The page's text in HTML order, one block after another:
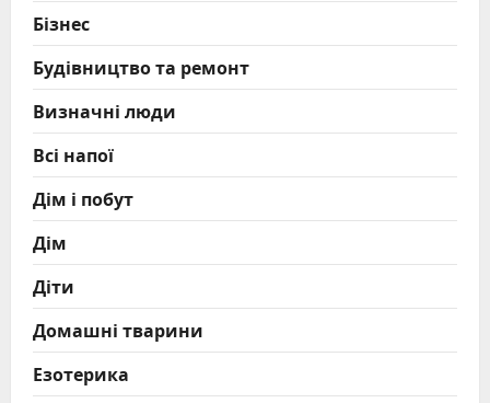
Бізнес
Будівництво та ремонт
Визначні люди
Всі напої
Дім і побут
Дім
Діти
Домашні тварини
Езотерика